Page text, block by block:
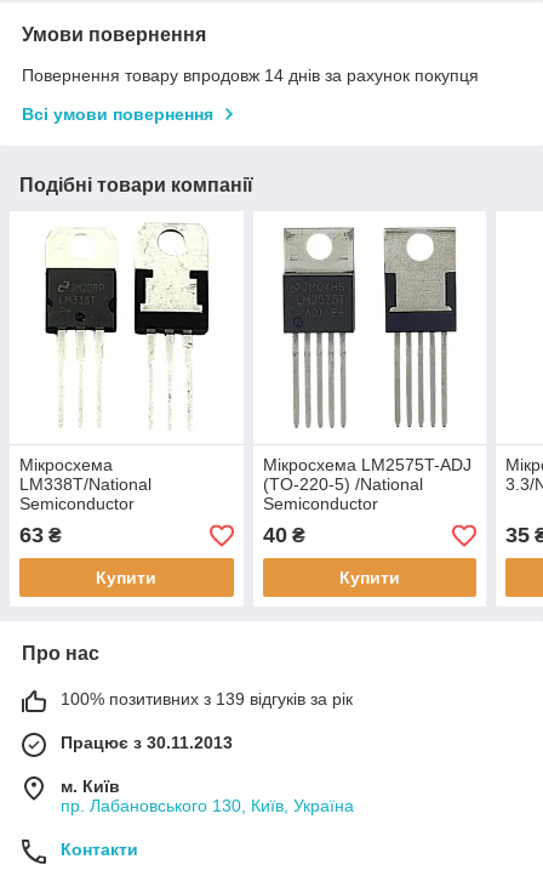
Умови повернення
Повернення товару впродовж 14 днів за рахунок покупця
Всі умови повернення
Подібні товари компанії
Мікросхема
LM338T/National
Semiconductor
63 ₴
Купити
Мікросхема LM2575T-ADJ
(TO-220-5) /National
Semiconductor
40₴
Купити
3.3/
35
Про нас
100% позитивних з 139 відгуків за рік
Працює з 30.11.2013
м. Київ
пр. Лабановського 130, Київ, Україна
Контакти